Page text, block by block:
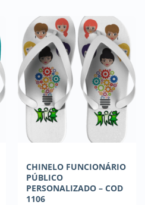
CHINELO FUNCIONÁRIO
PÚBLICO
PERSONALIZADO – COD
1106